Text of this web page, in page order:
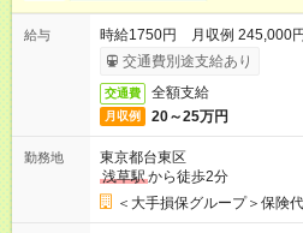
給与
時給1750円 月収例 245,000
交通費別途支給あり
交通費 全額支給
月収例 20～25万円
勤務地
東京都台東区
浅草駅から徒歩2分
＜大手損保グループ＞保険